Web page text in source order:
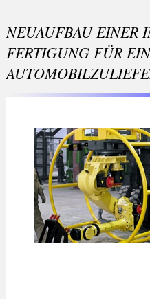
NEUAUFBAU EINER
FERTIGUNG FÜR